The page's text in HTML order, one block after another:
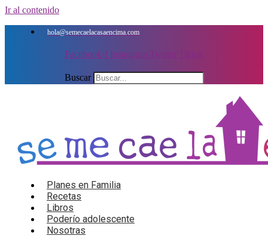
Ir al contenido
hola@semecaelacasaencima.com
Facebook-f Instagram Twitter
Buscar
Planes en Familia
Recetas
Libros
Poderío adolescente
Nosotras